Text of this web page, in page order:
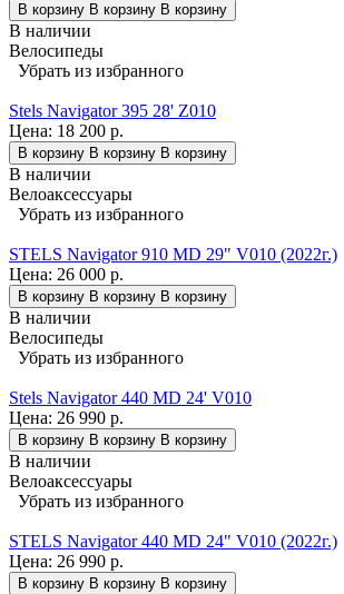
В корзину В корзину В корзину
В наличии
Велосипеды
Убрать из избранного
Stels Navigator 395 28' Z010
Цена: 18 200 р.
В корзину В корзину В корзину
В наличии
Велоаксессуары
Убрать из избранного
STELS Navigator 910 MD 29" V010 (2022г.)
Цена: 26 000 р.
В корзину В корзину В корзину
В наличии
Велосипеды
Убрать из избранного
Stels Navigator 440 MD 24' V010
Цена: 26 990 р.
В корзину В корзину В корзину
В наличии
Велоаксессуары
Убрать из избранного
STELS Navigator 440 MD 24" V010 (2022г.)
Цена: 26 990 р.
В корзину В корзину В корзину